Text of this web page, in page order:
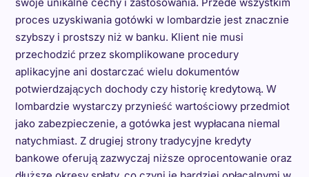
proces uzyskiwania gotówki w lombardzie jest znacznie
szybszy i prostszy niż w banku. Klient nie musi
przechodzić przez skomplikowane procedury
aplikacyjne ani dostarczać wielu dokumentów
potwierdzających dochody czy historię kredytową. W
lombardzie wystarczy przynieść wartościowy przedmiot
jako zabezpieczenie, a gotówka jest wypłacana niemal
natychmiast. Z drugiej strony tradycyjne kredyty
bankowe oferują zazwyczaj niższe oprocentowanie oraz